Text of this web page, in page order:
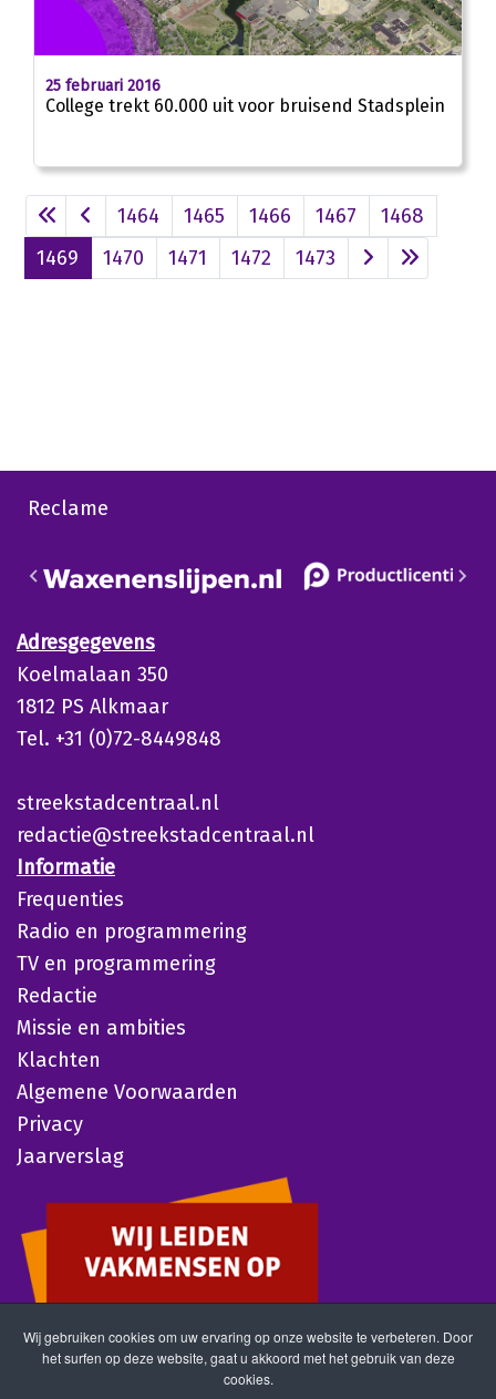
25 februari 2016
College trekt 60.000 uit voor bruisend Stadsplein
1464 1465 1466 1467
1468
1469
1470 1471 1472 1473
Reclame
Adresgegevens
Koelmalaan 350
1812 PS Alkmaar
Tel. +31 (0)72-8449848
streekstadcentraal.nl
redactie@streekstadcentraal.nl
Informatie
Frequenties
Radio en programmering
TV en programmering
Redactie
Missie en ambities
Klachten
Algemene Voorwaarden
Privacy
Jaarverslag
Wij gebruiken cookies om uw ervaring op onze website te verbeteren. Door
het surfen op deze website, gaat u akkoord met het gebruik van deze
cookies.